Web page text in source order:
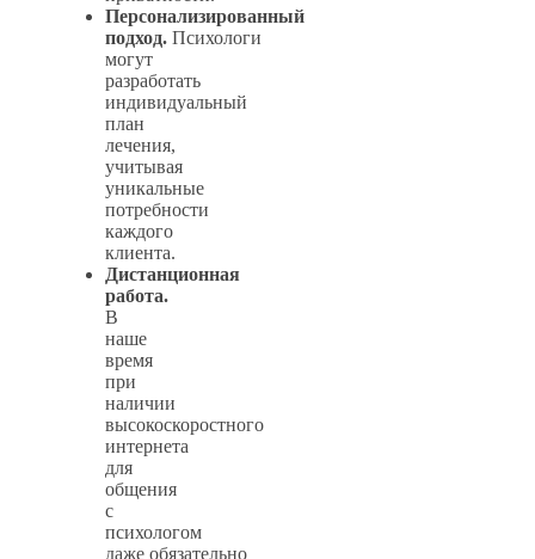
Персонализированный
подход. Психологи
могут
разработать
индивидуальный
план
лечения,
учитывая
уникальные
потребности
каждого
клиента.
Дистанционная
работа.
В
наше
время
при
наличии
высокоскоростного
интернета
для
общения
с
психологом
даже обязательно